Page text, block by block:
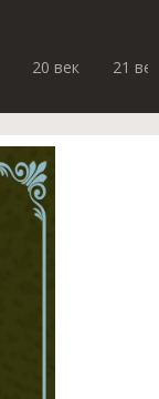
20 век 21 век